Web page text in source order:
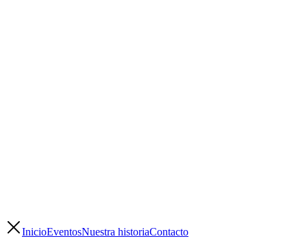
InicioEventosNuestra historiaContacto